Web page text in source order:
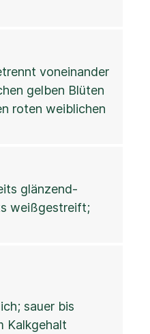
voneinander
gelben Blüten
roten weiblichen
glänzend-
weißgestreift;
sauer bis
Kalkgehalt